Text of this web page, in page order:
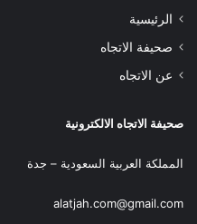
الرئيسية
صحيفة الاتجاه
عن الاتجاه
صحيفة الاتجاه الالكترونية
المملكة العربية السعودية – جدة
alatjah.com@gmail.com